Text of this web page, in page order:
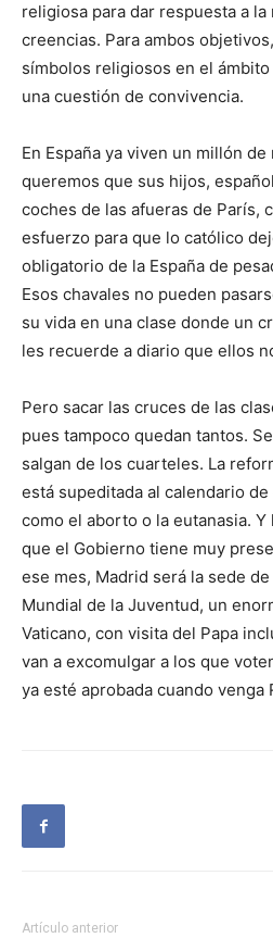
religiosa para dar respuesta a
creencias. Para ambos
símbolos religiosos en el
una cuestión de convivencia.
En España ya viven un millón
queremos que sus hijos,
coches de las afueras de París,
esfuerzo para que lo católico
obligatorio de la España de
Esos chavales no pueden
su vida en una clase donde un
les recuerde a diario que ellos
Pero sacar las cruces de las
pues tampoco quedan tantos.
salgan de los cuarteles. La
está supeditada al calendario
como el aborto o la eutanasia.
que el Gobierno tiene muy
ese mes, Madrid será la sede
Mundial de la Juventud, un
Vaticano, con visita del Papa
van a excomulgar a los que
ya esté aprobada cuando venga
Artículo anterior